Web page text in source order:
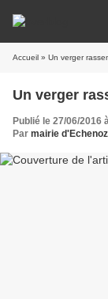
Accueil » Un verger
Un verger
Publié le 27/06/2016
Par mairie